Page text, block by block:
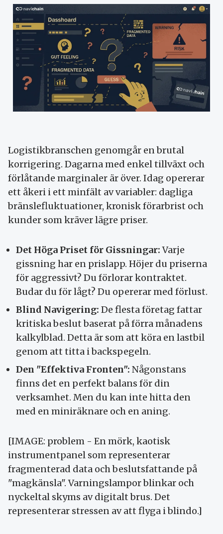
Logistikbranschen genomgår en brutal
korrigering. Dagarna med enkel tillväxt och
förlåtande marginaler är över. Idag opererar
ett åkeri i ett minfält av variabler: dagliga
bränslefluktuationer, kronisk förarbrist och
kunder som kräver lägre priser.
Det Höga Priset för Gissningar:Varje
gissning har en prislapp. Höjer du priserna
för aggressivt? Du förlorar kontraktet.
Budar du för lågt? Du opererar med förlust.
Blind Navigering: De flesta företag fattar
kritiska beslut baserat på förra månadens
kalkylblad. Detta är som att köra en lastbil
genom att titta i backspegeln.
Den "Effektiva Fronten": Någonstans
finns det en perfekt balans för din
verksamhet. Men du kan inte hitta den
med en miniräknare och en aning.
[IMAGE: problem - En mörk, kaotisk
instrumentpanel som representerar
fragmenterad data och beslutsfattande på
"magkänsla". Varningslampor blinkar och
nyckeltal skyms av digitalt brus. Det
representerar stressen av att flyga i blindo.]